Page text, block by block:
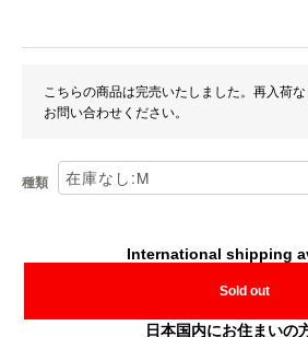
こちらの商品は完売いたしました。再入荷
お問い合わせください。
種類
International shipping
Sold out
日本国内にお住まいの